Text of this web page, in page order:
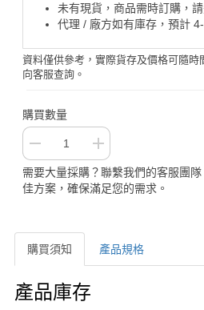
未有現貨，商品需時訂購，
代理 / 廠方如有庫存，預計
資料僅供參考，實際貨存及價格可隨
向客服查詢。
購買數量
需要大量採購？聯繫我們的客服團
佳方案，確保滿足您的需求。
購買須知 產品規格
購買須知
產品庫存